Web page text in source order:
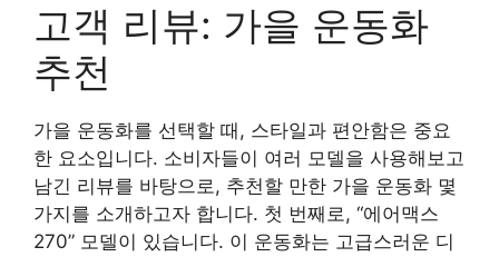
고객 리뷰: 가을 운동화
추천
가을 운동화를 선택할 때, 스타일과 편안함은 중요
한 요소입니다. 소비자들이 여러 모델을 사용해보고
남긴 리뷰를 바탕으로, 추천할 만한 가을 운동화 몇
가지를 소개하고자 합니다. 첫 번째로, “에어맥스
270” 모델이 있습니다. 이 운동화는 고급스러운 디